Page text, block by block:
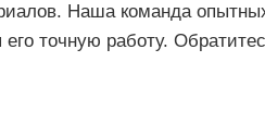
Наша команда
его точную работу.